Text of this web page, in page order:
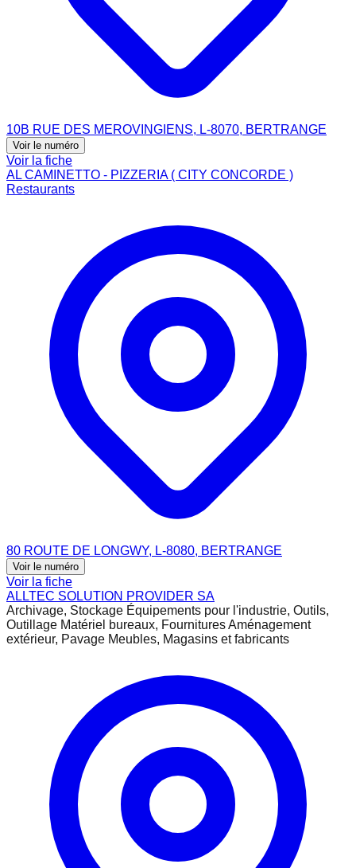
10B RUE DES MEROVINGIENS, L-8070, BERTRANGE
Voir le numéro
Voir la fiche
AL CAMINETTO - PIZZERIA ( CITY CONCORDE )
Restaurants
80 ROUTE DE LONGWY, L-8080, BERTRANGE
Voir le numéro
Voir la fiche
ALLTEC SOLUTION PROVIDER SA
Archivage, Stockage Équipements pour l'industrie, Outils,
Outillage Matériel bureaux, Fournitures Aménagement
extérieur, Pavage Meubles, Magasins et fabricants